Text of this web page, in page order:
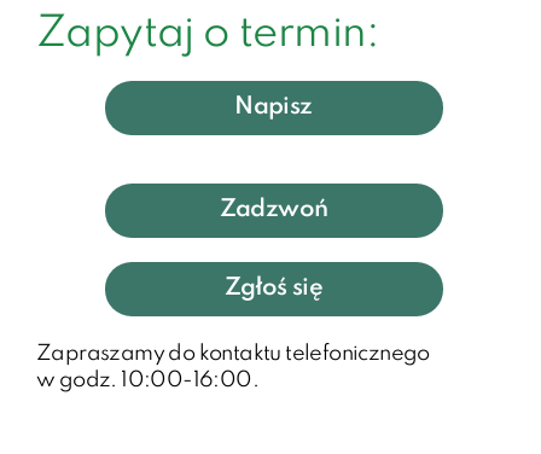
Zapytaj o termin:
Napisz
Zadzwoń
Zgłoś się
Zapraszamy do kontaktu telefonicznego
w godz. 10:00-16:00.